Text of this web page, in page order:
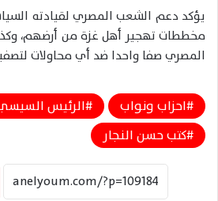
يؤكد دعم الشعب المصري لقيادته
مخططات تهجير أهل غزة من أرضهم،
المصري صفا واحدا ضد أي محاولات
احزاب ونواب الرئيس
كتب حسن النجار